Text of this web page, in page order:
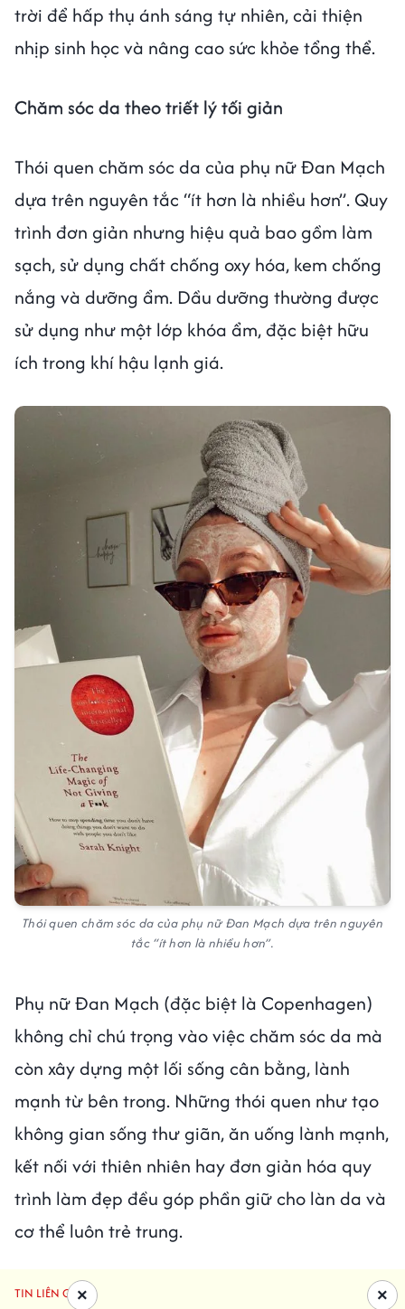
trời để hấp thụ ánh sáng tự nhiên, cải thiện
nhịp sinh học và nâng cao sức khỏe tổng thể.
Chăm sóc da theo triết lý tối giản
Thói quen chăm sóc da của phụ nữ Đan Mạch
dựa trên nguyên tắc “ít hơn là nhiều hơn”. Quy
trình đơn giản nhưng hiệu quả bao gồm làm
sạch, sử dụng chất chống oxy hóa, kem chống
nắng và dưỡng ẩm. Dầu dưỡng thường được
sử dụng như một lớp khóa ẩm, đặc biệt hữu
ích trong khí hậu lạnh giá.
Thói quen chăm sóc da của phụ nữ Đan Mạch dựa trên nguyên
tắc “ít hơn là nhiều hơn”.
Phụ nữ Đan Mạch (đặc biệt là Copenhagen)
không chỉ chú trọng vào việc chăm sóc da mà
còn xây dựng một lối sống cân bằng, lành
mạnh từ bên trong. Những thói quen như tạo
không gian sống thư giãn, ăn uống lành mạnh,
kết nối với thiên nhiên hay đơn giản hóa quy
trình làm đẹp đều góp phần giữ cho làn da và
cơ thể luôn trẻ trung.
TIN LIÊN QUAN ×
×